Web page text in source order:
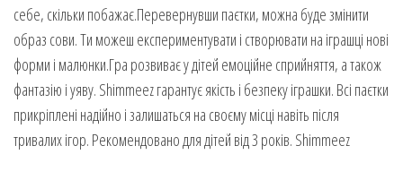
себе, скільки побажає.Перевернувши паєтки, можна буде змінити
образ сови. Ти можеш експериментувати і створювати на іграшці нові
форми і малюнки.Гра розвиває у дітей емоційне сприйняття, а також
фантазію і уяву. Shimmeez гарантує якість і безпеку іграшки. Всi паєтки
прикріплені надійно і залишаться на своєму місці навіть після
тривалих ігор. Рекомендовано для дітей від 3 років. Shimmeez